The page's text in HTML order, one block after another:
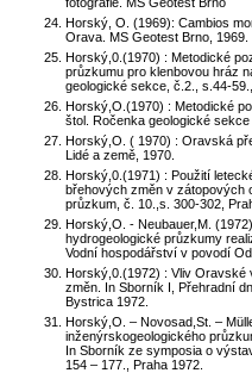
Horský, O. (1969): Cambios
Orava. MS Geotest Brno, 1969.
Horský,0.(1970) : Metodické
průzkumu pro klenbovou hráz
geologické sekce, č.2., s.44-
Horský,O.(1970) : Metodické
štol. Ročenka geologické
Horský,O. ( 1970) : Oravská
Lidé a země, 1970.
Horský,0.(1971) : Použití
břehových změn v zátopových
průzkum, č. 10.,s. 300-302,
Horský,O. - Neubauer,M.
hydrogeologické průzkumy
Vodní hospodářství v povodí
Horský,0.(1972) : Vliv Oravské
změn. In Sborník I, Přehradní
Bystrica 1972.
Horský,O. – Novosad,St. –
inženýrskogeologického
In Sborník ze symposia o
154 – 177., Praha 1972.